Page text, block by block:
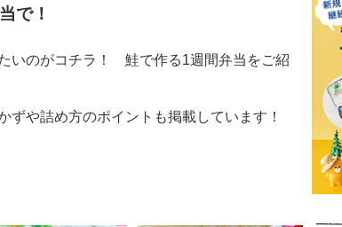
で！
いのがコチラ！ 鮭で作る1週間弁当をご紹
や詰め方のポイントも掲載しています！